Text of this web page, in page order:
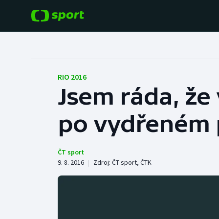
Hokej
Tenis
Cyklistika
Baseball a softbal
Basketbal
Boby a skeleton
RIO 2016
Jsem ráda,
po vydřeném
ČT sport
9. 8. 2016 | Zdroj: ČT sport, ČTK